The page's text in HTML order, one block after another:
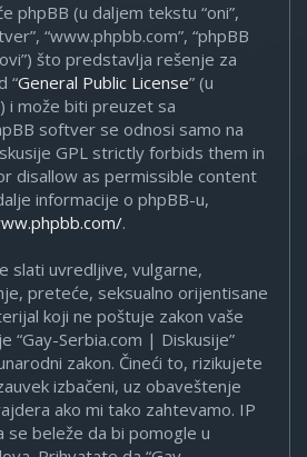
phpBB (u daljem tekstu “oni”,
“www.phpbb.com”, “phpBB
što predstavlja rešenje za
“General Public License” (u
i može biti preuzet sa
softver se odnosi samo na
GPL strictly forbids them in
disallow as permissible content
informacije o phpBB-u,
.
slati uvredljive, vulgarne,
preteće, seksualno orijentisane
koji ne poštuje zakon vaše
“Gay-Serbia.com | Diskusije”
zakon. Čineći to, rizikujete
izbačeni, uz obaveštenje
ako mi tako zahtevamo. IP
beleže da bi pomogle u